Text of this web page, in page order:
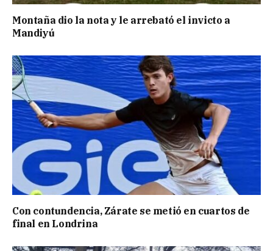
Montaña dio la nota y le arrebató el invicto a
Mandiyú
Con contundencia, Zárate se metió en cuartos de
final en Londrina